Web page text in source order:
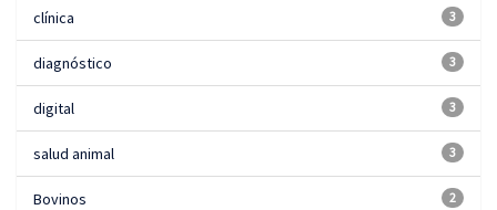
3
clínica
3
diagnóstico
3
digital
3
salud animal
2
Bovinos